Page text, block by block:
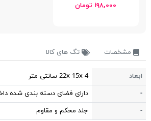
۱۹۸,۰۰۰ تومان
مشخصات تگ های کالا
ابعاد
22x 15x 4 سانتی متر
-
دارای فضای دسته بندی شده
-
جلد محکم و مقاوم